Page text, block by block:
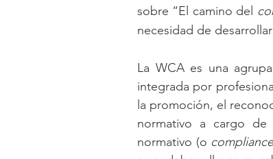
sobre “El camino del
necesidad de
La WCA es una
integrada por
la promoción, el
normativo a cargo de
normativo (o compliance